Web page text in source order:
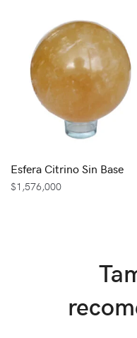
Esfera Citrino Sin Base
$1,576,000